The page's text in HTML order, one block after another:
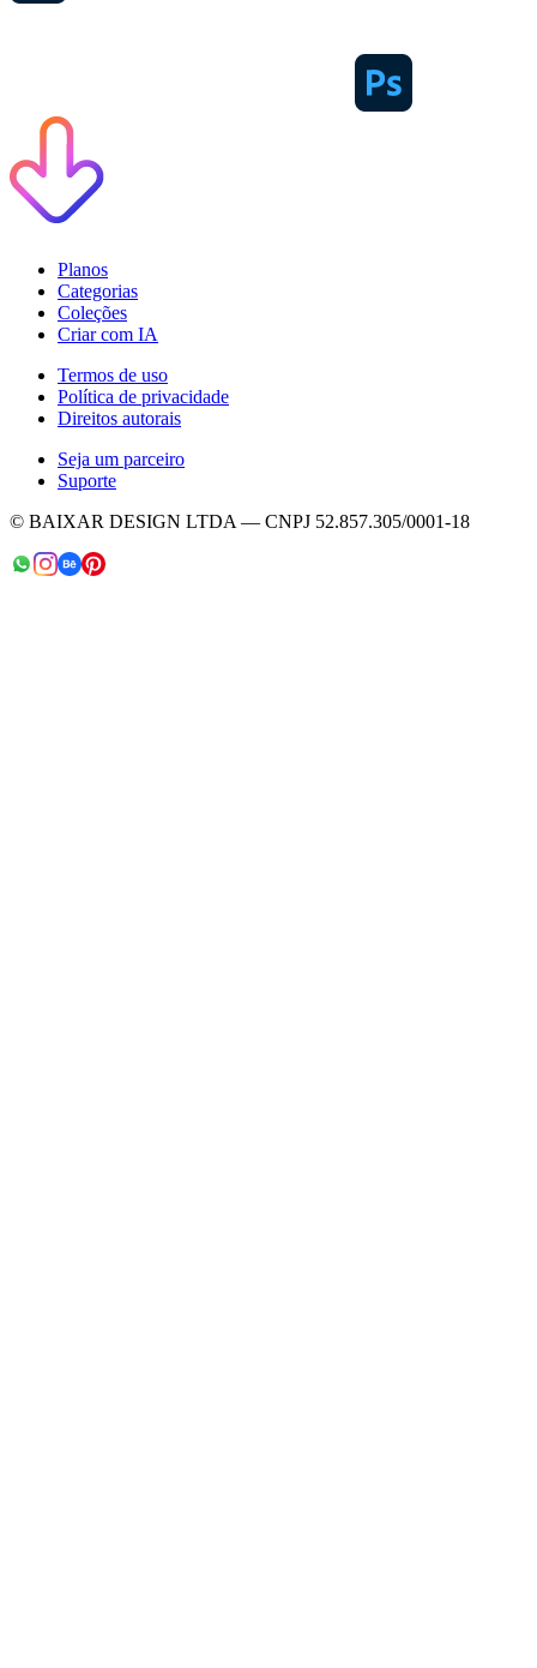
Planos
Categorias
Coleções
Criar com IA
Termos de uso
Política de privacidade
Direitos autorais
Seja um parceiro
Suporte
© BAIXAR DESIGN LTDA — CNPJ 52.857.305/0001-18